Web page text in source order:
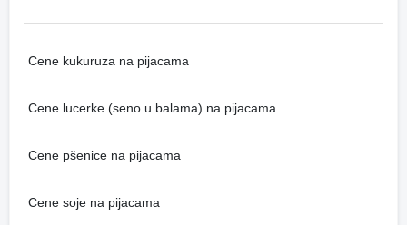
Cene kukuruza na pijacama
Cene lucerke (seno u balama) na pijacama
Cene pšenice na pijacama
Cene soje na pijacama